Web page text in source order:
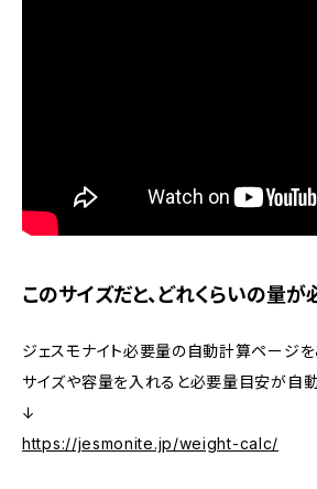
このサイズだと、どれくらいの量が
ジェスモナイト必要量の自動計算ページを
サイズや容量を入れると必要量目安が自
↓
https://jesmonite.jp/weight-calc/